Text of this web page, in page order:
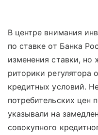
В центре внимания
по ставке от Банка
изменения ставки, но
риторики регулятора
кредитных условий.
потребительских цен
указывали на
совокупного